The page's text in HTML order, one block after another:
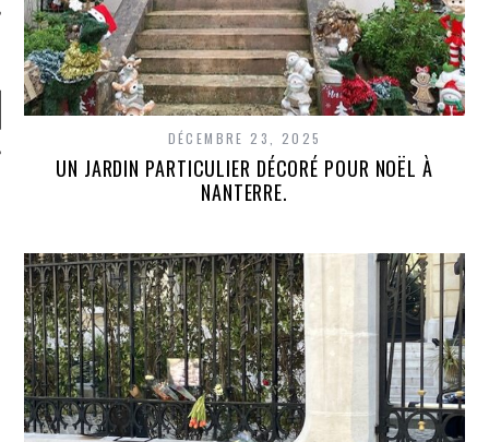
DÉCEMBRE 23, 2025
UN JARDIN PARTICULIER DÉCORÉ POUR NOËL À
NANTERRE.